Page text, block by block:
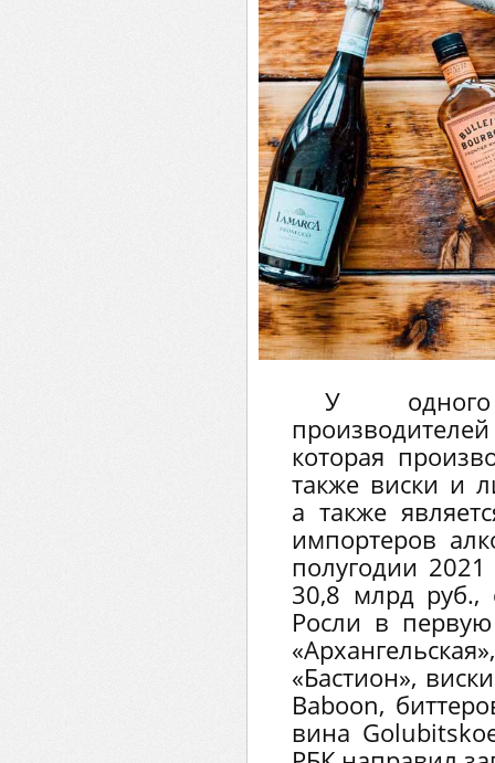
У
которая
также виски и
а также
импортеров
полугодии
30,8 млрд руб.,
Росли в
«Бастион»,
Baboon,
вина